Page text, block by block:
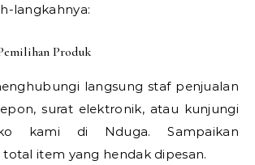
langkahnya:
Produk
langsung staf penjualan
surat elektronik, atau kunjungi
kami di Nduga. Sampaikan
item yang hendak dipesan.